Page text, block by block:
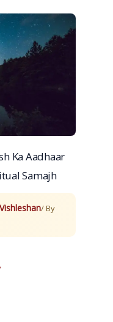
Ka Aadhaar
Samajh
/ By